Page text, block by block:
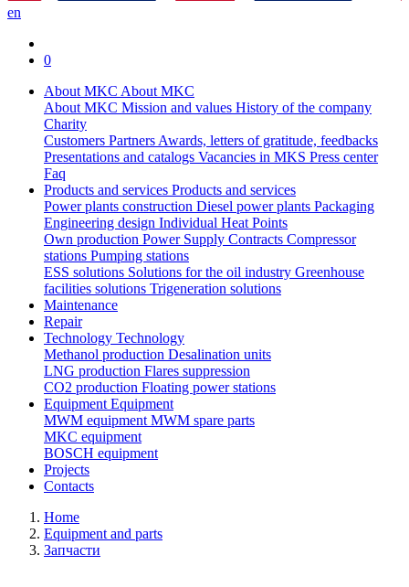
en
0
About MKC About MKC
About MKC Mission and values History of the company
Charity
Customers PartnersAwards, letters of gratitude, feedbacks
Presentations and catalogs Vacancies in MKS Press center
Faq
Products and services Products and services
Power plants construction Diesel power plants Packaging
Engineering design Individual Heat Points
Own production Power Supply Contracts Compressor
stations Pumping stations
ESS solutions Solutions for the oil industry Greenhouse
facilities solutions Trigeneration solutions
Maintenance
Repair
Technology Technology
Methanol production Desalination units
LNG production Flares suppression
СО2 production Floating power stations
EquipmentEquipment
MWM equipmentMWM spare parts
MKC equipment
BOSCH equipment
Projects
Contacts
Home
Equipment and parts
Запчасти